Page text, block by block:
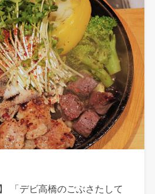
「デビ高橋のごぶさたして